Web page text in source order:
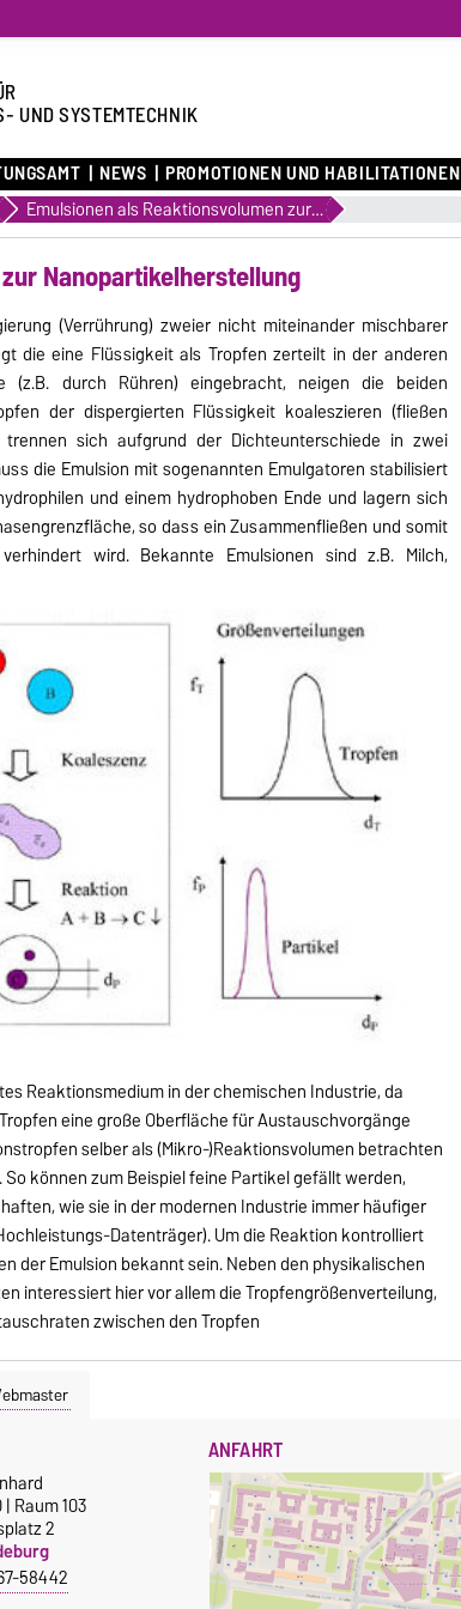
UND SYSTEMTECHNIK
NEWS PROMOTIONEN UND HABILITATIONEN
Emulsionen als Reaktionsvolumen zur Nanopartikelherstellung
Nanopartikelherstellung
(Verrührung) zweier nicht miteinander mischbarer
die eine Flüssigkeit als Tropfen zerteilt in der anderen
(z.B. durch Rühren) eingebracht, neigen die beiden
der dispergierten Flüssigkeit koaleszieren (fließen
sich aufgrund der Dichteunterschiede in zwei
die Emulsion mit sogenannten Emulgatoren stabilisiert
und einem hydrophoben Ende und lagern sich
so dass ein Zusammenfließen und somit
wird. Bekannte Emulsionen sind z.B. Milch,
Reaktionsmedium in der chemischen Industrie, da
eine große Oberfläche für Austauschvorgänge
selber als (Mikro-)Reaktionsvolumen betrachten
können zum Beispiel feine Partikel gefällt werden,
wie sie in der modernen Industrie immer häufiger
Datenträger). Um die Reaktion kontrolliert
der Emulsion bekannt sein. Neben den physikalischen
interessiert hier vor allem die Tropfengrößenverteilung,
zwischen den Tropfen
Raum 103
2
58442
ANFAHRT